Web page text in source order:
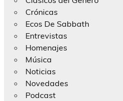
Crónicas
Ecos De Sabbath
Entrevistas
Homenajes
Música
Noticias
Novedades
Podcast